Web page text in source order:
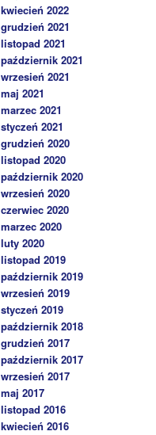
kwiecień 2022
grudzień 2021
listopad 2021
październik 2021
wrzesień 2021
maj 2021
marzec 2021
styczeń 2021
grudzień 2020
listopad 2020
październik 2020
wrzesień 2020
czerwiec 2020
marzec 2020
luty 2020
listopad 2019
październik 2019
wrzesień 2019
styczeń 2019
październik 2018
grudzień 2017
październik 2017
wrzesień 2017
maj 2017
listopad 2016
kwiecień 2016